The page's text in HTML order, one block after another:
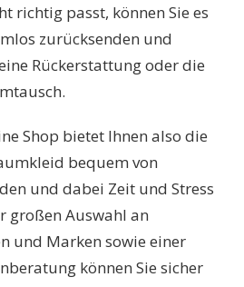
richtig passt, können Sie es
zurücksenden und
Rückerstattung oder die
Shop bietet Ihnen also die
bequem von
und dabei Zeit und Stress
großen Auswahl an
und Marken sowie einer
können Sie sicher